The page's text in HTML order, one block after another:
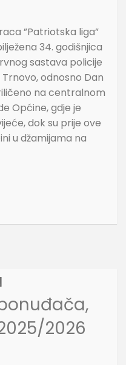
”Patriotska liga”
34. godišnjica
sastava policije
odnosno Dan
na centralnom
Općine, gdje je
dok su prije ove
u džamijama na
2026